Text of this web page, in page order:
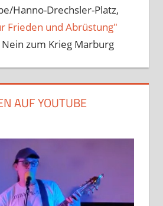
Hanno-Drechsler-Platz,
Frieden und Abrüstung"
zum Krieg Marburg
AUF YOUTUBE